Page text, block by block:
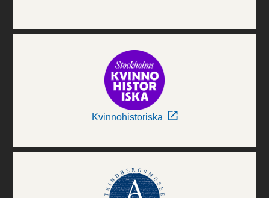
Kvinnohistoriska